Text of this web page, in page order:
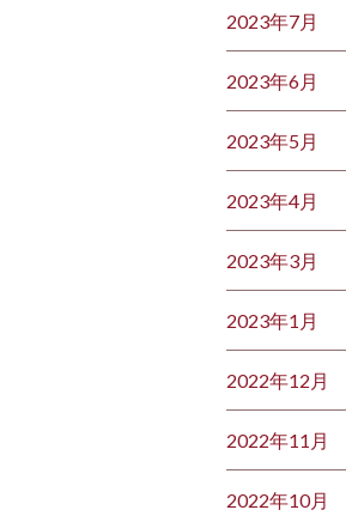
2023年7月
2023年6月
2023年5月
2023年4月
2023年3月
2023年1月
2022年12月
2022年11月
2022年10月